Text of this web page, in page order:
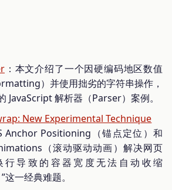
：本文介绍了一个因硬编码地区数值
）并使用拙劣的字符串操作，
JavaScript 解析器（Parser）案例。
New Experimental Technique
Anchor Positioning（锚点定位）和
（滚动驱动动画）解决网页
行导致的容器宽度无法自动收缩
一经典难题。